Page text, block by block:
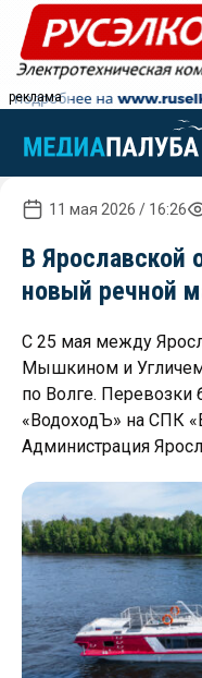
реклама
11 мая 2026 / 16:26
В Ярославской
новый речной
С 25 мая между
Мышкином и
по Волге. Перевозки
«ВодоходЪ» на СПК
Администрация